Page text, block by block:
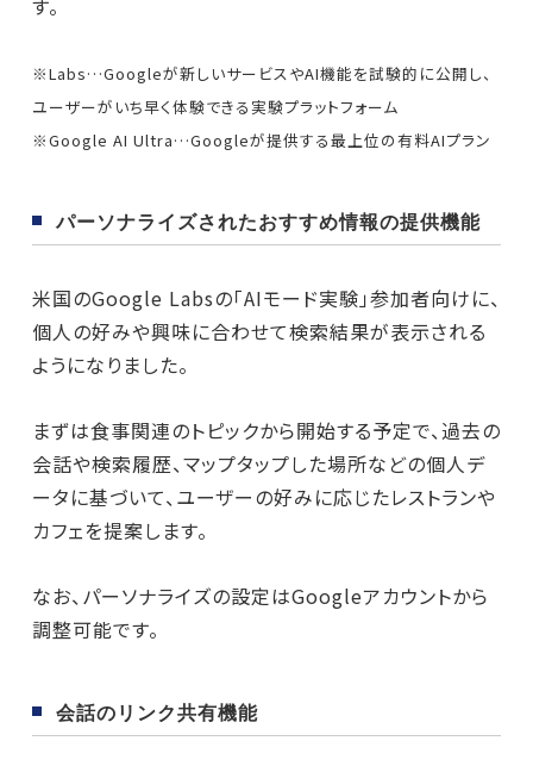
す。
※Labs…Googleが新しいサービスやAI機能を試験的に公開し、
ユーザーがいち早く体験できる実験プラットフォーム
※Google AI Ultra…Googleが提供する最上位の有料AIプラン
パーソナライズされたおすすめ情報の提供機能
米国のGoogle Labsの「AIモード実験」参加者向けに、
個人の好みや興味に合わせて検索結果が表示される
ようになりました。
まずは食事関連のトピックから開始する予定で、過去の
会話や検索履歴、マップタップした場所などの個人デ
ータに基づいて、ユーザーの好みに応じたレストランや
カフェを提案します。
なお、パーソナライズの設定はGoogleアカウントから
調整可能です。
会話のリンク共有機能